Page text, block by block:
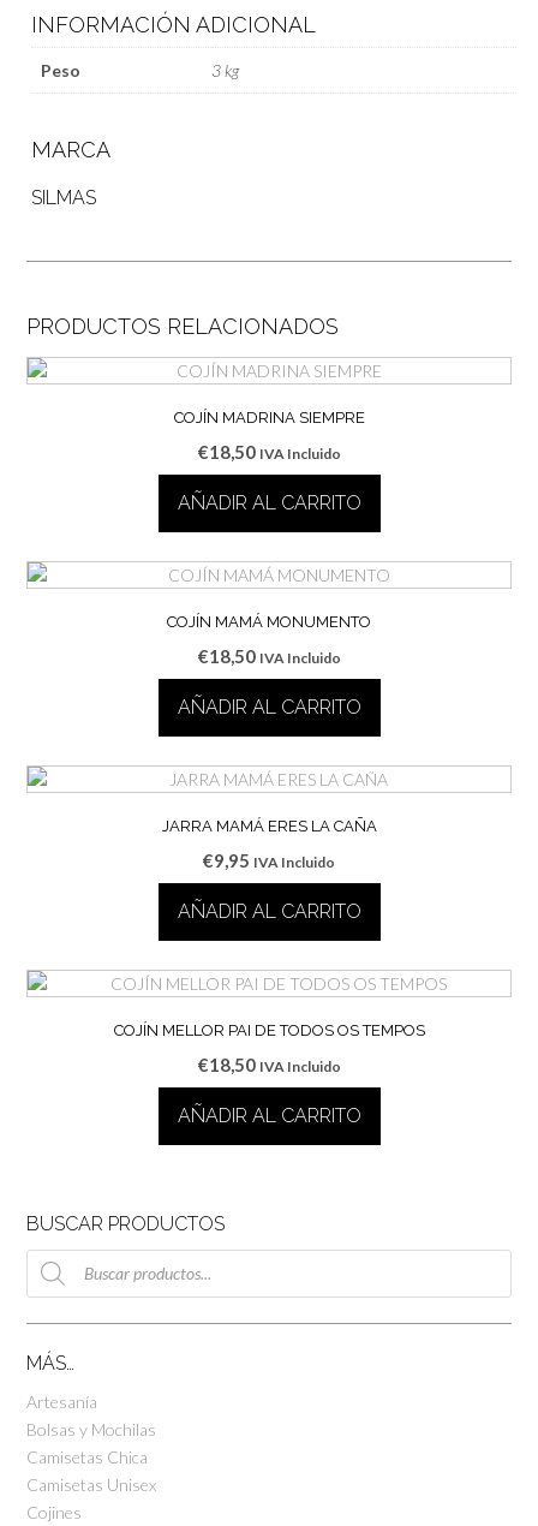
INFORMACIÓN ADICIONAL
Peso 3 kg
MARCA
SILMAS
PRODUCTOS RELACIONADOS
COJÍN MADRINA SIEMPRE
€18,50 IVA Incluido
AÑADIR AL CARRITO
COJÍN MAMÁ MONUMENTO
€18,50 IVA Incluido
AÑADIR AL CARRITO
JARRA MAMÁ ERES LA CAÑA
€9,95 IVA Incluido
AÑADIR AL CARRITO
COJÍN MELLOR PAI DE TODOS OS TEMPOS
€18,50 IVA Incluido
AÑADIR AL CARRITO
BUSCAR PRODUCTOS
Búsqueda
de
productos
MÁS…
Artesanía
Bolsas y Mochilas
Camisetas Chica
Camisetas Unisex
Cojines